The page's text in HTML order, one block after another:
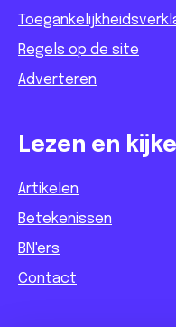
Regels op de site
Adverteren
Lezen en
Artikelen
Betekenissen
BN'ers
Contact